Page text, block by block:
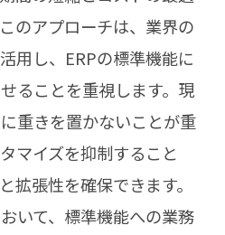
のアプローチは、業界の
用し、ERPの標準機能に
ることを重視します。現
重きを置かないことが重
マイズを抑制すること
拡張性を確保できます。
いて、標準機能への業務